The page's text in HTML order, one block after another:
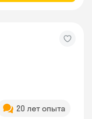
20 лет опыта